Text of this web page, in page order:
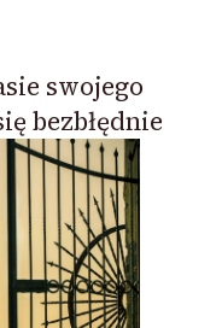
swojego
bezbłędnie